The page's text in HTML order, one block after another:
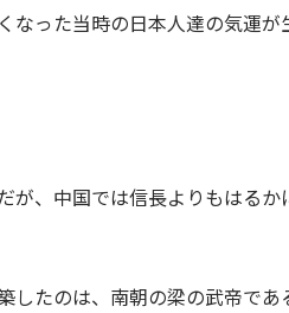
なった当時の日本人達の気運が
が、中国では信長よりもはる
したのは、南朝の梁の武帝で